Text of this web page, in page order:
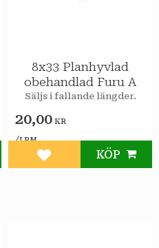
8x33 Planhyvlad
obehandlad Furu A
Säljs i fallande längder.
20,00 KR
/LPM
Lägg till i favoriter
KÖP